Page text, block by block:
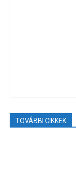
TOVÁBBI CIKKEK